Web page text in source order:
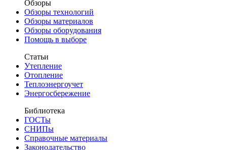
Обзоры
Обзоры технологий
Обзоры материалов
Обзоры оборудования
Помощь в выборе
Статьи
Утепление
Отопление
Теплоэнергоучет
Энергосбережение
Библиотека
ГОСТы
СНИПы
Справочные материалы
Законодательство